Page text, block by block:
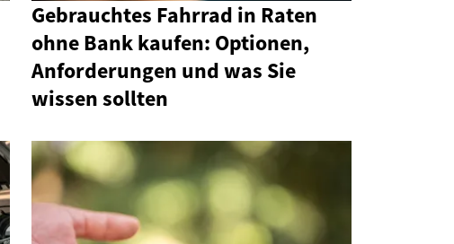
Gebrauchtes Fahrrad in Raten
ohne Bank kaufen: Optionen,
Anforderungen und was Sie
wissen sollten